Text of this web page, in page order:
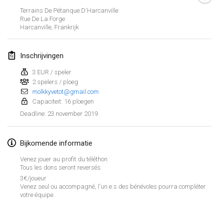
Terrains De Pétanque D'Harcanville
Rue De La Forge
Harcanville, Frankrijk
Inschrijvingen
3 EUR / speler
2 spelers / ploeg
molkkyvetot@gmail.com
Capaciteit: 16 ploegen
Deadline: 23 november 2019
Bijkomende informatie
Venez jouer au profit du téléthon
Tous les dons seront reversés.
3€/joueur
Venez seul ou accompagné, l'un.e.s des bénévoles pourra compléter
votre équipe.
februari 2019
2 feb. 2019
Lumi Mölkky
9 feb. 2019|Finland
OTH
16 feb. 2019|Finland
Indoor des Bouchons